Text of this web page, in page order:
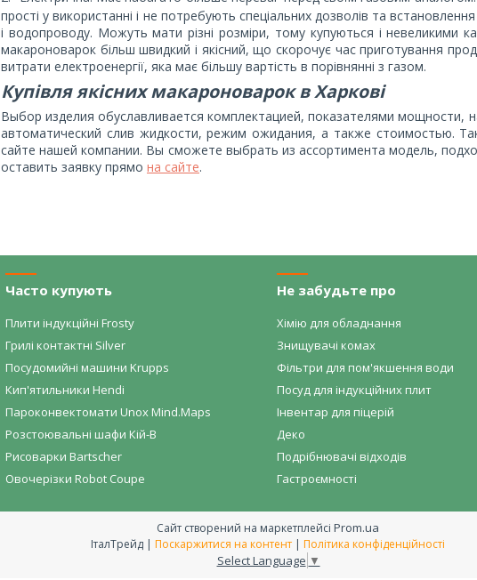
прості у використанні і не потребують спеціальних дозволів та
і водопроводу. Можуть мати різні розміри, тому купуються і невеликими
макароноварок більш швидкий і якісний, що скорочує час приготування
витрати електроенергії, яка має більшу вартість в порівнянні з газом.
Купівля якісних макароноварок в Харкові
Выбор изделия обуславливается комплектацией, показателями мощности,
автоматический слив жидкости, режим ожидания, а также стоимостью.
сайте нашей компании. Вы сможете выбрать из ассортимента модель,
оставить заявку прямо на сайте.
Часто купують
Плити індукційні Frosty
Грилі контактні Silver
Посудомийні машини Krupps
Кип'ятильники Hendi
Пароконвектомати Unox Mind.Maps
Розстоювальні шафи Кій-В
Рисоварки Bartscher
Овочерізки Robot Coupe
Не забудьте про
Хімію для обладнання
Знищувачі комах
Фільтри для пом'якшення води
Посуд для індукційних плит
Інвентар для піцерій
Деко
Подрібнювачі відходів
Гастроємності
Сайт створений на маркетплейсі Prom.ua
ІталТрейд | Поскаржитися на контент | Політика конфіденційності
Select Language ▼